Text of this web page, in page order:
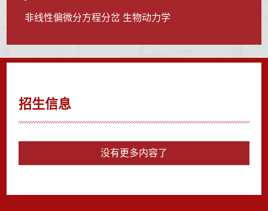
非线性偏微分方程分岔 生物动力学
招生信息
没有更多内容了